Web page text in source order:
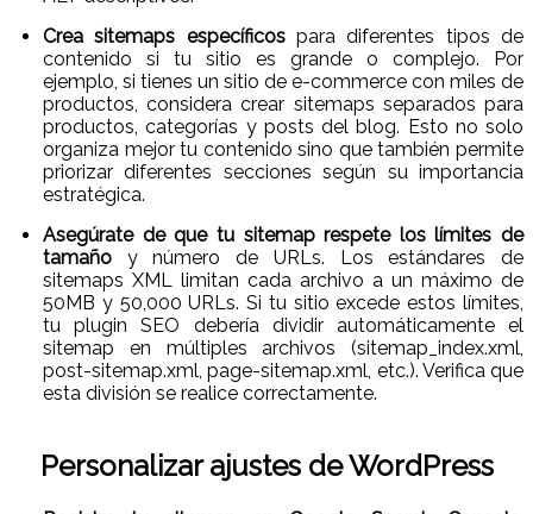
Crea sitemaps específicos para diferentes tipos de
contenido si tu sitio es grande o complejo. Por
ejemplo, si tienes un sitio de e-commerce con miles de
productos, considera crear sitemaps separados para
productos, categorías y posts del blog. Esto no solo
organiza mejor tu contenido sino que también permite
priorizar diferentes secciones según su importancia
estratégica.
Asegúrate de que tu sitemap respete los límites de
tamaño
y número de URLs. Los estándares de
sitemaps XML limitan cada archivo a un máximo de
50MB y 50,000 URLs. Si tu sitio excede estos límites,
tu plugin SEO debería dividir automáticamente el
sitemap en múltiples archivos (sitemap_index.xml,
post-sitemap.xml, page-sitemap.xml, etc.). Verifica que
esta división se realice correctamente.
Personalizar ajustes de WordPress